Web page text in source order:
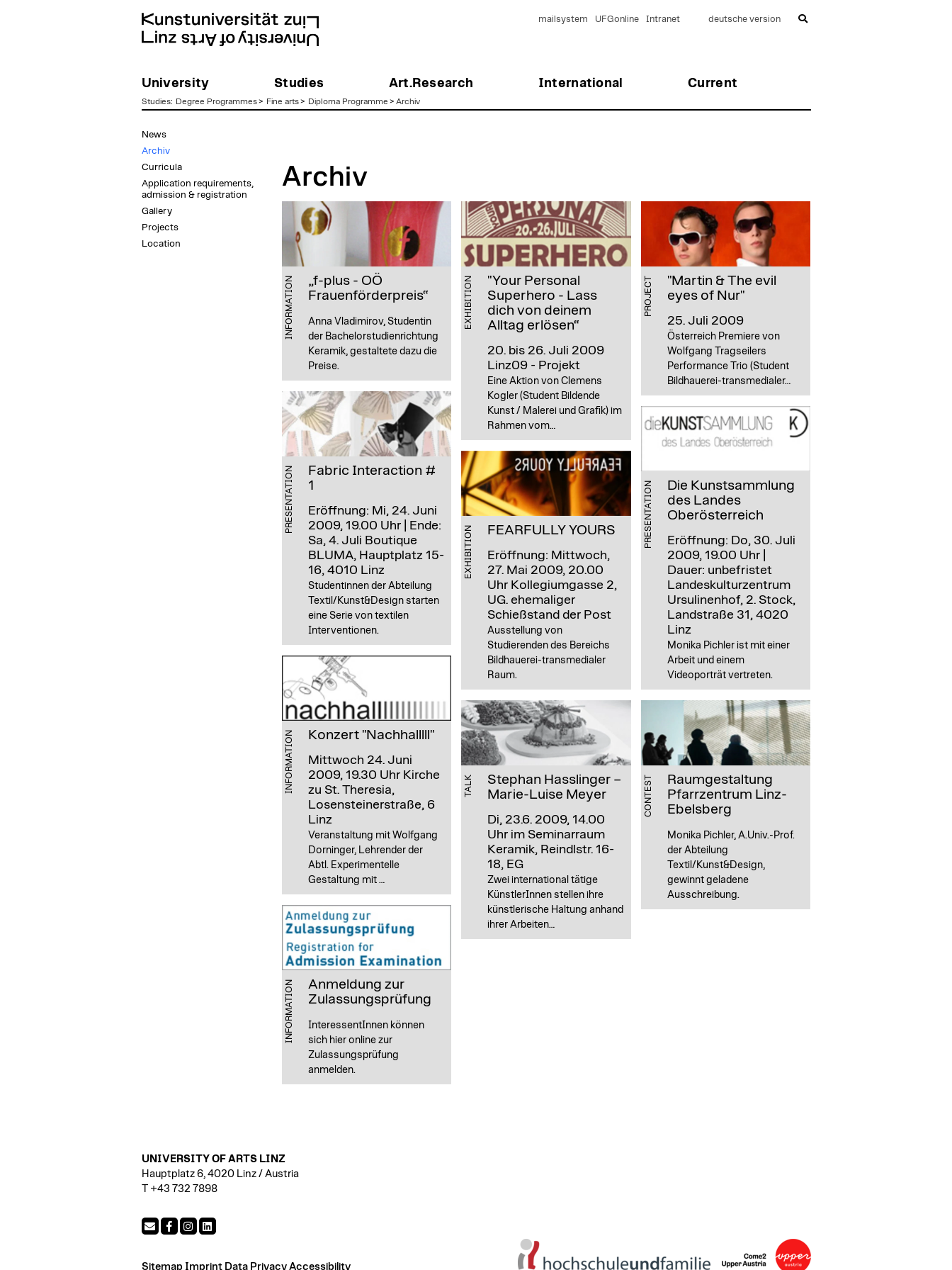
University Studies Art.Research International Current
mailsystem UFGonline Intranet deutsche version
Studies: Degree Programmes> Fine arts> Diploma Programme > Archiv
News
Archiv
Curricula
Application requirements,
admission & registration
Gallery
Projects
Location
Archiv
INFORMATION
„f-plus - OÖ
Frauenförderpreis“
Anna Vladimirov, Studentin
der Bachelorstudienrichtung
Keramik, gestaltete dazu die
Preise.
EXHIBITION
"Your Personal
Superhero - Lass
dich von deinem
Alltag erlösen“
20. bis 26. Juli 2009
Linz09 - Projekt
Eine Aktion von Clemens
Kogler (Student Bildende
Kunst / Malerei und Grafik) im
Rahmen vom…
PROJECT
"Martin & The evil
eyes of Nur"
25. Juli 2009
Österreich Premiere von
Wolfgang Tragseilers
Performance Trio (Student
Bildhauerei-transmedialer…
PRESENTATION
Fabric Interaction #
1
Eröffnung: Mi, 24. Juni
2009, 19.00 Uhr | Ende:
Sa, 4. Juli Boutique
BLUMA, Hauptplatz 15-
16, 4010 Linz
Studentinnen der Abteilung
Textil/Kunst&Design starten
eine Serie von textilen
Interventionen.
PRESENTATION
Die Kunstsammlung
des Landes
Oberösterreich
Eröffnung: Do, 30. Juli
2009, 19.00 Uhr |
Dauer: unbefristet
Landeskulturzentrum
Ursulinenhof, 2. Stock,
Landstraße 31, 4020
Linz
Monika Pichler ist mit einer
Arbeit und einem
Videoporträt vertreten.
EXHIBITION FEARFULLY YOURS
Eröffnung: Mittwoch,
27. Mai 2009, 20.00
Uhr Kollegiumgasse 2,
UG. ehemaliger
Schießstand der Post
Ausstellung von
Studierenden des Bereichs
Bildhauerei-transmedialer
Raum.
INFORMATION Konzert "Nachhalllll"
Mittwoch 24. Juni
2009, 19.30 UhrKirche
zu St. Theresia,
Losensteinerstraße, 6
Linz
Veranstaltung mit Wolfgang
Dorninger, Lehrender der
Abtl. Experimentelle
Gestaltung mit …
TALK
Stephan Hasslinger –
Marie-Luise Meyer
Di, 23.6. 2009, 14.00
Uhr im Seminarraum
Keramik, Reindlstr. 16-
18, EG
Zwei international tätige
KünstlerInnen stellen ihre
künstlerische Haltung anhand
ihrer Arbeiten…
CONTEST
Raumgestaltung
Pfarrzentrum Linz-
Ebelsberg
Monika Pichler, A.Univ.-Prof.
der Abteilung
Textil/Kunst&Design,
gewinnt geladene
Ausschreibung.
INFORMATION
Anmeldung zur
Zulassungsprüfung
InteressentInnen können
sich hier online zur
Zulassungsprüfung
anmelden.
UNIVERSITY OF ARTS LINZ
Hauptplatz 6, 4020 Linz / Austria
T +43 732 7898
Sitemap Imprint Data Privacy Accessibility